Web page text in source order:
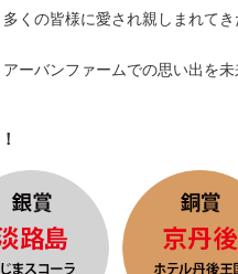
くの皆様に愛され親しまれて
ーバンファームでの思い出を